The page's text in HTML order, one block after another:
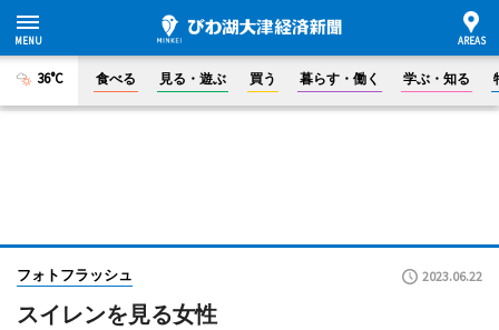
36°C 食べる 見る・遊ぶ 買う 暮らす・働く 学ぶ・知る
フォトフラッシュ 2023.06.22
スイレンを見る女性